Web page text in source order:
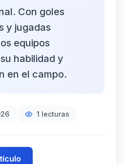
Con goles
y jugadas
equipos
habilidad y
en el campo.
1 lecturas